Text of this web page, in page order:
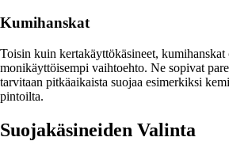
Kumihanskat
Toisin kuin kertakäyttökäsineet, kumihanskat
monikäyttöisempi vaihtoehto. Ne sopivat
tarvitaan pitkäaikaista suojaa esimerkiksi
pintoilta.
Suojakäsineiden Valinta